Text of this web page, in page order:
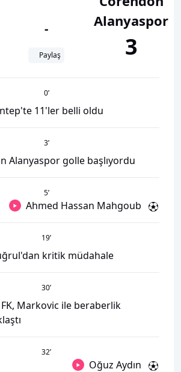
-
Paylaş
Alanyaspor
3
0’
11'ler belli oldu
3’
Alanyaspor golle başlıyordu
5’
Ahmed Hassan Mahgoub
19’
kritik müdahale
30’
Markovic ile beraberlik
32’
Oğuz Aydın